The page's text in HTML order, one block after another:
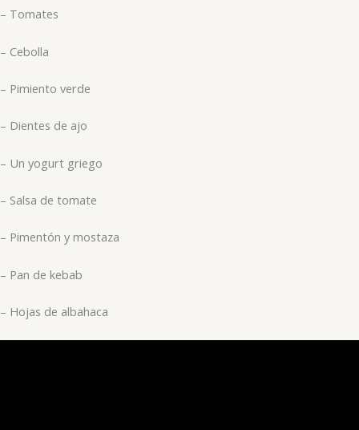
– Tomates
– Cebolla
– Pimiento verde
– Dientes de ajo
– Un yogurt griego
– Salsa de tomate
– Pimentón y mostaza
– Pan de kebab
– Hojas de albahaca